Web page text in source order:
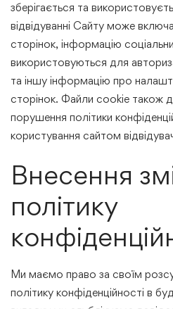
зберігається та
відвідуванні Сайту може
сторінок, інформацію
використовуються для
та іншу інформацію про
сторінок. Файли cookie також
порушення політики
користування сайтом
Внесення
політику
Ми маємо право за своїм
політику конфіденційності в